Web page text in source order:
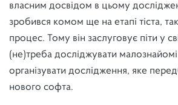
власним досвідом в цьому
зробився комом ще на етапі тіста,
процес. Тому він заслуговує піти у
(не)треба досліджувати малознайомі
організувати дослідження, яке
нового софта.